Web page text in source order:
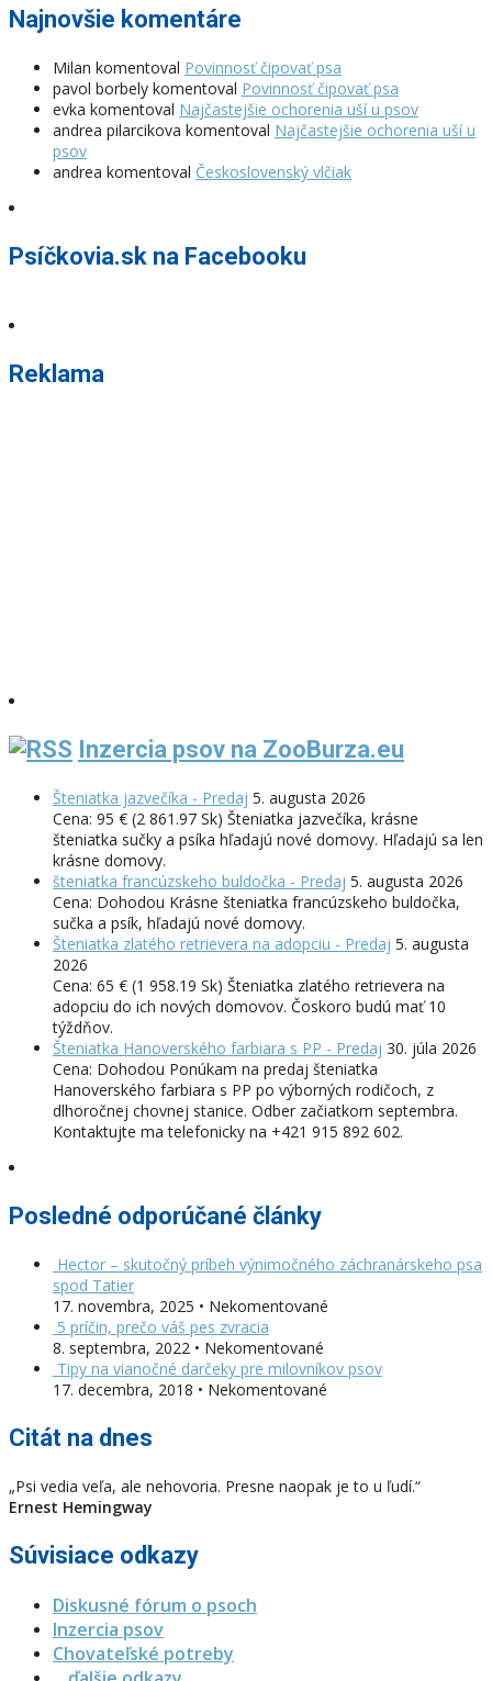
Najnovšie komentáre
Milan komentoval Povinnosť čipovať psa
pavol borbely komentoval Povinnosť čipovať psa
evka komentoval Najčastejšie ochorenia uší u psov
andrea pilarcikova komentoval Najčastejšie ochorenia uší u
psov
andrea komentoval Československý vlčiak
Psíčkovia.sk na Facebooku
Reklama
Inzercia psov na ZooBurza.eu
Šteniatka jazvečíka - Predaj 5. augusta 2026
Cena: 95 € (2 861.97 Sk) Šteniatka jazvečíka, krásne
šteniatka sučky a psíka hľadajú nové domovy. Hľadajú sa len
krásne domovy.
šteniatka francúzskeho buldočka - Predaj 5. augusta 2026
Cena: Dohodou Krásne šteniatka francúzskeho buldočka,
sučka a psík, hľadajú nové domovy.
Šteniatka zlatého retrievera na adopciu - Predaj 5. augusta
2026
Cena: 65 € (1 958.19 Sk) Šteniatka zlatého retrievera na
adopciu do ich nových domovov. Čoskoro budú mať 10
týždňov.
Šteniatka Hanoverského farbiara s PP - Predaj 30. júla 2026
Cena: Dohodou Ponúkam na predaj šteniatka
Hanoverského farbiara s PP po výborných rodičoch, z
dlhoročnej chovnej stanice. Odber začiatkom septembra.
Kontaktujte ma telefonicky na +421 915 892 602.
Posledné odporúčané články
Hector – skutočný príbeh výnimočného záchranárskeho psa
spod Tatier
17. novembra, 2025 • Nekomentované
5 príčin, prečo váš pes zvracia
8. septembra, 2022 • Nekomentované
Tipy na vianočné darčeky pre milovníkov psov
17. decembra, 2018 • Nekomentované
Citát na dnes
„Psi vedia veľa, ale nehovoria. Presne naopak je to u ľudí.“
Ernest Hemingway
Súvisiace odkazy
Diskusné fórum o psoch
Inzercia psov
Chovateľské potreby